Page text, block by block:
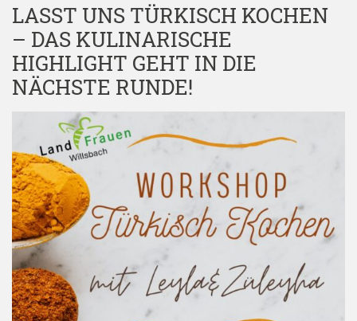
LASST UNS TÜRKISCH KOCHEN
– ​DAS KULINARISCHE
HIGHLIGHT GEHT IN DIE
NÄCHSTE RUNDE!